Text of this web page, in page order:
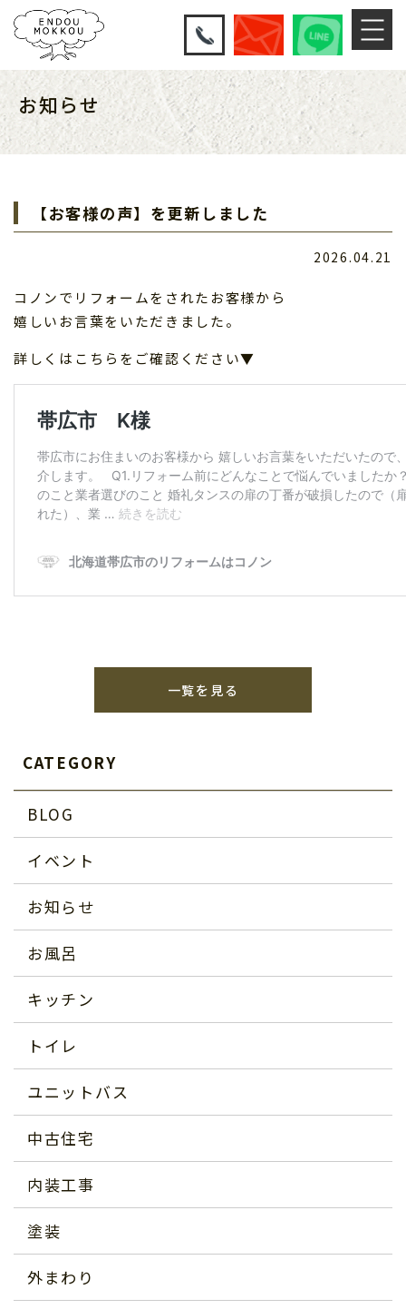
お知らせ
【お客様の声】を更新しました
2026.04.21
コノンでリフォームをされたお客様から
嬉しいお言葉をいただきました。
詳しくはこちらをご確認ください▼
一覧を見る
CATEGORY
BLOG
イベント
お知らせ
お風呂
キッチン
トイレ
ユニットバス
中古住宅
内装工事
塗装
外まわり